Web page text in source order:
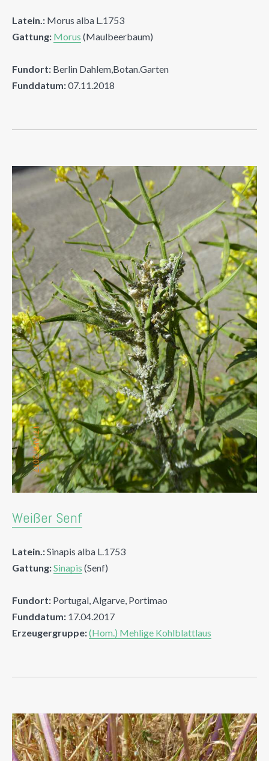
Latein.: Morus alba L.1753
Gattung: Morus (Maulbeerbaum)
Fundort: Berlin Dahlem,Botan.Garten
Funddatum:07.11.2018
Weißer Senf
Latein.:Sinapis alba L.1753
Gattung:Sinapis (Senf)
Fundort: Portugal, Algarve, Portimao
Funddatum: 17.04.2017
Erzeugergruppe:(Hom.) Mehlige Kohlblattlaus